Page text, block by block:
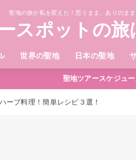
聖地の旅が私を変えた！思うまま、ありのま
スポットの
世界の聖地 日本の聖地
聖地ツアースケジュー
ーブ料理！簡単レシピ３選！